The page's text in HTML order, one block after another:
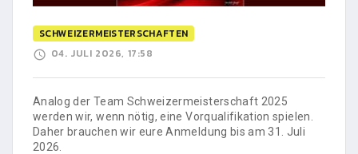
SCHWEIZERMEISTERSCHAFTEN
04. JULI 2026, 17:58
Analog der Team Schweizermeisterschaft 2025
werden wir, wenn nötig, eine Vorqualifikation spielen.
Daher brauchen wir eure Anmeldung bis am 31. Juli
2026.